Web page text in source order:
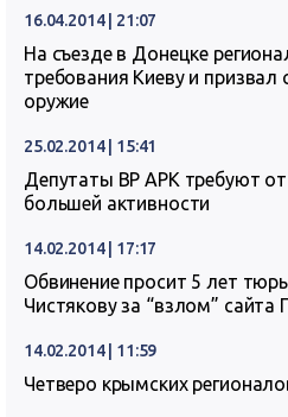
16.04.2014 | 21:07
На съезде в Донецке
требования Киеву и призвал
оружие
25.02.2014 | 15:41
Депутаты ВР АРК требуют
большей активности
14.02.2014 | 17:17
Обвинение просит 5 лет
Чистякову за “взлом” сайта
14.02.2014 | 11:59
Четверо крымских